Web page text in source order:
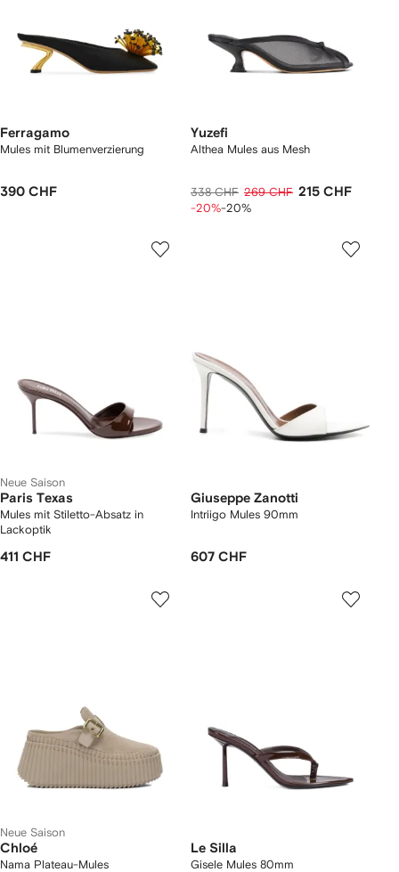
Ferragamo
Mules mit Blumenverzierung
390 CHF
Yuzefi
Althea Mules aus Mesh
338 CHF 269 CHF 215 CHF
-20%-20%
Neue Saison
Paris Texas
Mules mit Stiletto-Absatz in
Lackoptik
411 CHF
Giuseppe Zanotti
Intriigo Mules 90mm
607 CHF
Neue Saison
Chloé
Nama Plateau-Mules
Le Silla
Gisele Mules 80mm